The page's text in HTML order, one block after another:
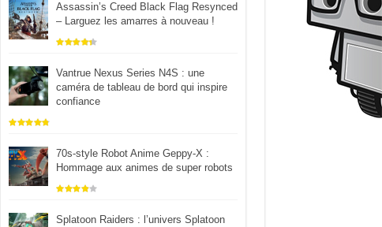
Assassin’s Creed Black Flag Resynced
– Larguez les amarres à nouveau !
Vantrue Nexus Series N4S : une
caméra de tableau de bord qui inspire
confiance
70s-style Robot Anime Geppy-X :
Hommage aux animes de super robots
Splatoon Raiders : l’univers Splatoon